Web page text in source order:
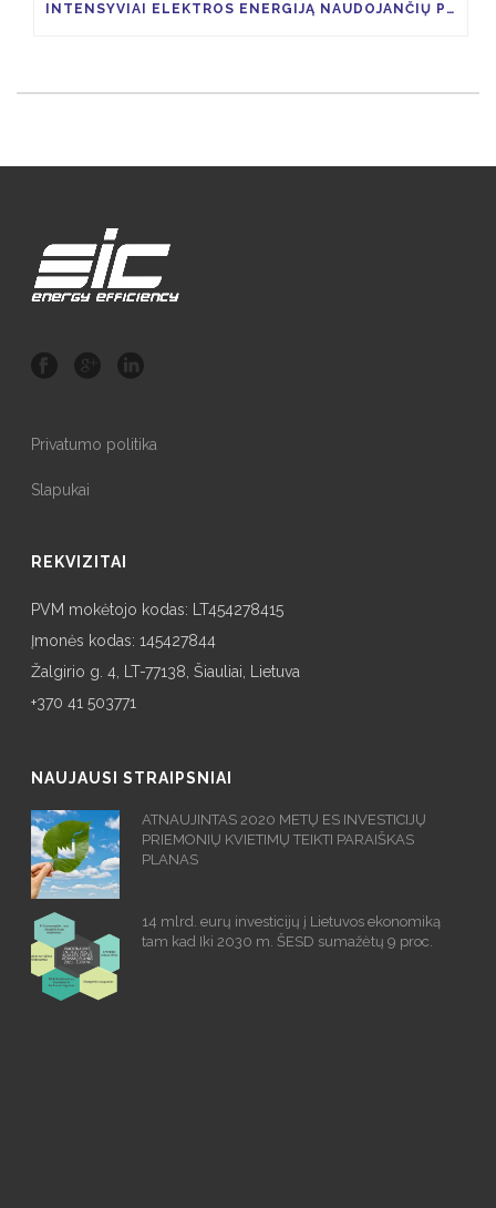
INTENSYVIAI ELEKTROS ENERGIJĄ NAUDOJANČIŲ PRAMONĖS ŠAKŲ ĮMONĖS, GALĖTŲ SUSIGRĄŽINTI 85 PROCENTUS VIAP KAINOS
Privatumo politika
Slapukai
REKVIZITAI
PVM mokėtojo kodas: LT454278415
Įmonės kodas: 145427844
Žalgirio g. 4, LT-77138, Šiauliai, Lietuva
+370 41 503771
NAUJAUSI STRAIPSNIAI
ATNAUJINTAS 2020 METŲ ES INVESTICIJŲ
PRIEMONIŲ KVIETIMŲ TEIKTI PARAIŠKAS
PLANAS
14 mlrd. eurų investicijų į Lietuvos ekonomiką
tam kad Iki 2030 m. ŠESD sumažėtų 9 proc.